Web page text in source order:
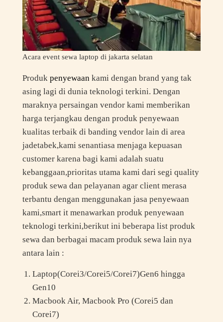
Acara event sewa laptop di jakarta selatan
Produk penyewaan kami dengan brand yang tak
asing lagi di dunia teknologi terkini. Dengan
maraknya persaingan vendor kami memberikan
harga terjangkau dengan produk penyewaan
kualitas terbaik di banding vendor lain di area
jadetabek,kami senantiasa menjaga kepuasan
customer karena bagi kami adalah suatu
kebanggaan,prioritas utama kami dari segi quality
produk sewa dan pelayanan agar client merasa
terbantu dengan menggunakan jasa penyewaan
kami,smart it menawarkan produk penyewaan
teknologi terkini,berikut ini beberapa list produk
sewa dan berbagai macam produk sewa lain nya
antara lain :
Laptop(Corei3/Corei5/Corei7)Gen6 hingga
Gen10
Macbook Air, Macbook Pro (Corei5 dan
Corei7)